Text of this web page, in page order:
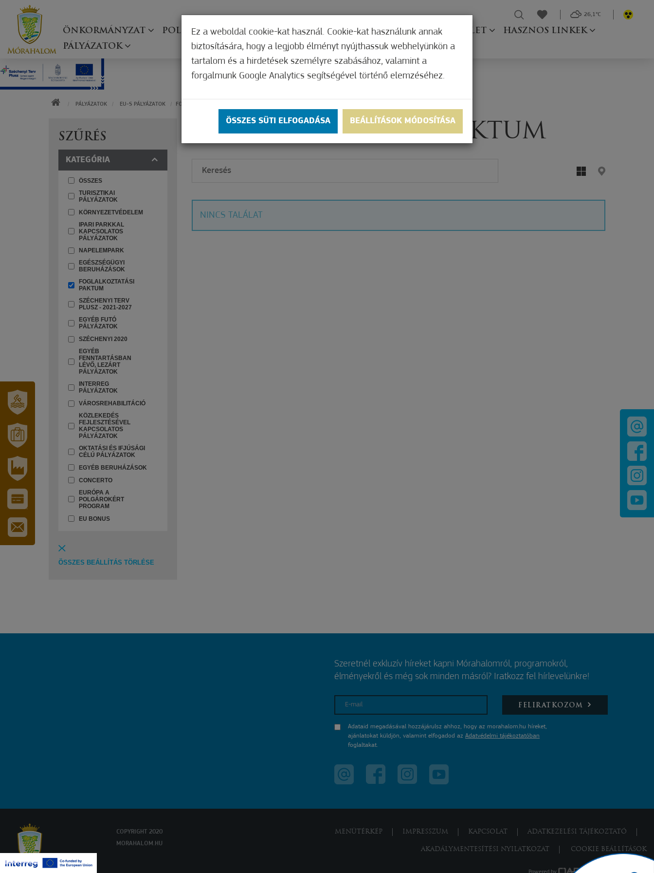
ERZSÉBET
GYÓGYFÜRDŐ
TURISZTIKA
PARK
ÉS
TURISZTIKAI
KÁRTYA
ÖNKORMÁNYZAT POLGÁRMESTERI HIVATAL INTÉZMÉNYEK KÉPVISELŐ TESTÜLET
HASZNOS LINKEK
PÁLYÁZATOK
26,1°C
KEZDŐOLDAL
PÁLYÁZATOK EU-S PÁLYÁZATOK FOGLALKOZTATÁSI PAKTUM
SZŰRÉS
KATEGÓRIA
ÖSSZES
TURISZTIKAI
PÁLYÁZATOK
KÖRNYEZETVÉDELEM
IPARI PARKKAL
KAPCSOLATOS
PÁLYÁZATOK
NAPELEMPARK
EGÉSZSÉGÜGYI
BERUHÁZÁSOK
FOGLALKOZTATÁSI
PAKTUM
SZÉCHENYI TERV
PLUSZ - 2021-2027
EGYÉB FUTÓ
PÁLYÁZATOK
SZÉCHENYI 2020
EGYÉB
FENNTARTÁSBAN
LÉVŐ, LEZÁRT
PÁLYÁZATOK
INTERREG
PÁLYÁZATOK
VÁROSREHABILITÁCIÓ
KÖZLEKEDÉS
FEJLESZTÉSÉVEL
KAPCSOLATOS
PÁLYÁZATOK
OKTATÁSI ÉS IFJÚSÁGI
CÉLÚ PÁLYÁZATOK
EGYÉB BERUHÁZÁSOK
CONCERTO
EURÓPA A
POLGÁROKÉRT
PROGRAM
EU BONUS
ÖSSZES BEÁLLÍTÁS TÖRLÉSE
FOGLALKOZTATÁSI PAKTUM
NINCS TALÁLAT
Ez a weboldal cookie-kat használ. Cookie-kat használunk annak
biztosítására, hogy a legjobb élményt nyújthassuk webhelyünkön a
tartalom és a hirdetések személyre szabásához, valamint a
forgalmunk Google Analytics segítségével történő elemzéséhez.
ÖSSZES SÜTI ELFOGADÁSA BEÁLLÍTÁSOK MÓDOSÍTÁSA
Szeretnél exkluzív híreket kapni Mórahalomról, programokról,
élményekről és még sok minden másról? Iratkozz fel hírlevelünkre!
E-mail
FELIRATKOZOM
Adataid megadásával hozzájárulsz ahhoz, hogy az morahalom.hu híreket,
ajánlatokat küldjön, valamint elfogadod az Adatvédelmi tájékoztatóban
foglaltakat.
COPYRIGHT 2020
MORAHALOM.HU
MENÜTÉRKÉP IMPRESSZUM KAPCSOLAT ADATKEZELÉSI TÁJÉKOZTATÓ
AKADÁLYMENTESÍTÉSI NYILATKOZAT COOKIE BEÁLLÍTÁSOK